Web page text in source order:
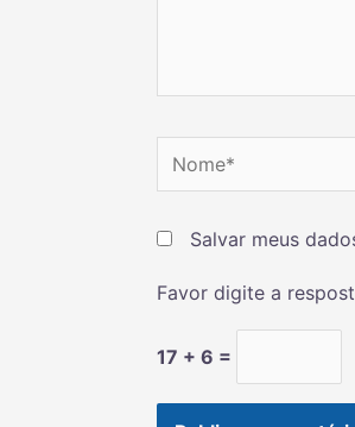
Salvar meus
Favor digite a
17 + 6 =